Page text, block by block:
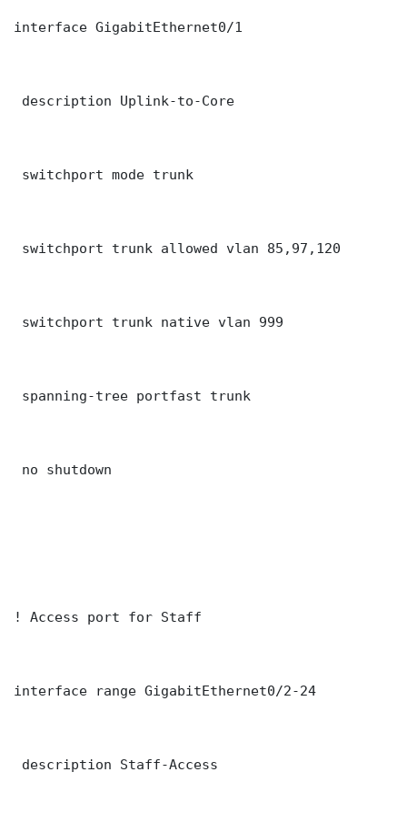
interface GigabitEthernet0/1
description Uplink-to-Core
switchport mode trunk
switchport trunk allowed vlan 85,97,120
switchport trunk native vlan 999
spanning-tree portfast trunk
no shutdown
! Access port for Staff
interface range GigabitEthernet0/2-24
description Staff-Access